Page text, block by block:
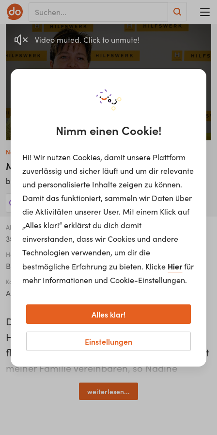
Video muted. Click to unmute!
Nadine Buschl
Mitarbeiterin Notrufzentrale
bei Hilfswerk Niederösterreich
7 Jobs anzeigen!
Alter
35 - 44
Höchste abgeschlossene Ausbildung
Berufsbildende höhere Schule
Karriere Level
Angestellter*e
Das Coolste an meinem Job ist, dass ich die
Hilfe für andere Menschen bin und die
flexiblen Arbeitszeiten lassen sich sehr gut mit
meiner Familie vereinbaren, so Nadine
Buschl, Mitarbeiterin Notrufzentrale bei
Hilfswerk Niederösterreich. „Für meinen Job ist
weiterlesen...
Nimm einen Cookie!
Hi! Wir nutzen Cookies, damit unsere Plattform
zuverlässig und sicher läuft und um dir relevante
und personalisierte Inhalte zeigen zu können.
Damit das funktioniert, sammeln wir Daten über
die Aktivitäten unserer User. Mit einem Klick auf
„Alles klar!“ erklärst du dich damit
einverstanden, dass wir Cookies und andere
Technologien verwenden, um dir die
bestmögliche Erfahrung zu bieten. Klicke Hierfür
mehr Informationen und Cookie-Einstellungen.
Einstellungen
Alles klar!